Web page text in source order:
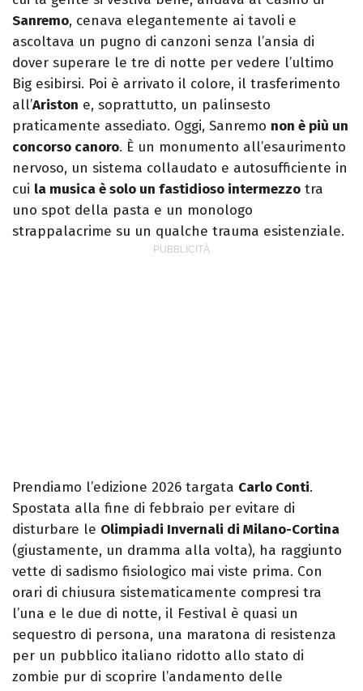
Sanremo, cenava elegantemente ai tavoli e
ascoltava un pugno di canzoni senza l’ansia di
dover superare le tre di notte per vedere l’ultimo
Big esibirsi. Poi è arrivato il colore, il trasferimento
all’Ariston e, soprattutto, un palinsesto
praticamente assediato. Oggi, Sanremo non è più un
concorso canoro. È un monumento all’esaurimento
nervoso, un sistema collaudato e autosufficiente in
cui la musica è solo un fastidioso intermezzo tra
uno spot della pasta e un monologo
strappalacrime su un qualche trauma esistenziale.
Prendiamo l’edizione 2026 targata Carlo Conti.
Spostata alla fine di febbraio per evitare di
disturbare le Olimpiadi Invernali di Milano-Cortina
(giustamente, un dramma alla volta), ha raggiunto
vette di sadismo fisiologico mai viste prima. Con
orari di chiusura sistematicamente compresi tra
l’una e le due di notte, il Festival è quasi un
sequestro di persona, una maratona di resistenza
per un pubblico italiano ridotto allo stato di
zombie pur di scoprire l’andamento delle